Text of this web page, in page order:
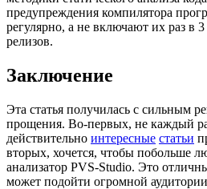
предупреждения компилятора
регулярно, а не включают их раз в
релизов.
Заключение
Эта статья получилась с сильным
прощения. Во-первых, не каждый
действительно интересные статьи
вторых, хочется, чтобы побольше
анализатор PVS-Studio. Это
может подойти огромной аудитории